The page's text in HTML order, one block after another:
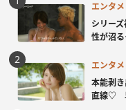
エンタメ
シリー
性が沼
エンタメ
本能剥
直線♡